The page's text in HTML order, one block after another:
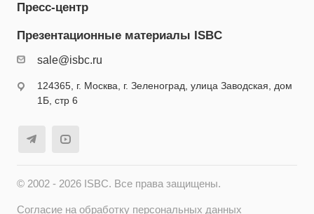
Пресс-центр
Презентационные материалы ISBC
sale@isbc.ru
124365, г. Москва, г. Зеленоград, улица Заводская, дом
1Б, стр 6
© 2002 - 2026 ISBC. Все права защищены.
Согласие на обработку персональных данных